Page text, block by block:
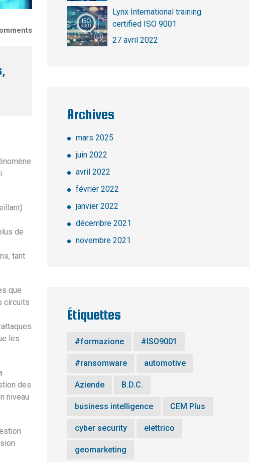
de
tant
que
circuits
les
des
niveau
Lynx International training
certified ISO 9001
27 avril 2022
Archives
mars 2025
juin 2022
avril 2022
février 2022
janvier 2022
décembre 2021
novembre 2021
Étiquettes
#formazione #ISO9001
#ransomware automotive
Aziende B.D.C.
business intelligence CEM Plus
cyber security elettrico
geomarketing